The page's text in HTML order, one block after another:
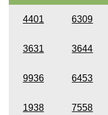
4401 6309
3631 3644
9936 6453
1938 7558